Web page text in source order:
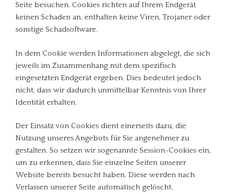
Seite besuchen. Cookies richten auf Ihrem Endgerät
keinen Schaden an, enthalten keine Viren, Trojaner oder
sonstige Schadsoftware.
In dem Cookie werden Informationen abgelegt, die sich
jeweils im Zusammenhang mit dem spezifisch
eingesetzten Endgerät ergeben. Dies bedeutet jedoch
nicht, dass wir dadurch unmittelbar Kenntnis von Ihrer
Identität erhalten.
Der Einsatz von Cookies dient einerseits dazu, die
Nutzung unseres Angebots für Sie angenehmer zu
gestalten. So setzen wir sogenannte Session-Cookies ein,
um zu erkennen, dass Sie einzelne Seiten unserer
Website bereits besucht haben. Diese werden nach
Verlassen unserer Seite automatisch gelöscht.